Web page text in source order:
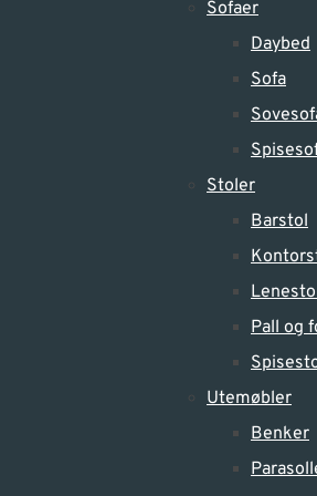
Sofaer
Daybed
Sofa
Stoler
Barstol
Pall og
Utemøbler
Benker